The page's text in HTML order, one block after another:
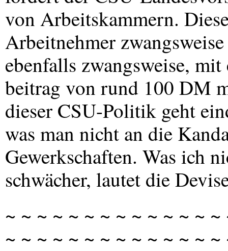
von Arbeitskammern.
Arbeitnehmer
ebenfalls zwangsweise, mit
beitrag von rund 100 DM
dieser CSU-Politik geht
was man nicht an die
Gewerkschaften. Was ich
schwächer, lautet die
~ ~ ~ ~ ~ ~ ~ ~ ~ ~ ~ ~ ~
~ ~ ~ ~ ~ ~ ~ ~ ~ ~ ~ ~ ~ ~